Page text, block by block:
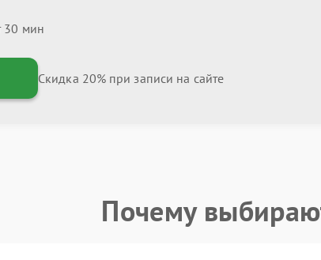
30 мин
Скидка 20% при записи на сайте
Почему